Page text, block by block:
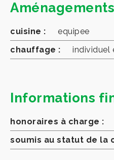
Aménagements
cuisine :
equipee
chauffage :
individuel
Informations
honoraires à charge :
soumis au statut de la